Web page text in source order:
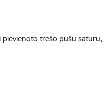
pievienoto trešo pušu saturu,